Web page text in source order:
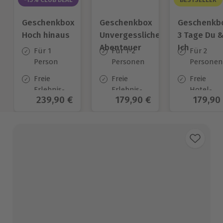
Geschenkbox
Hoch hinaus
Für 1
Person
Freie
Erlebnis-
Auswahl
Aktueller Preis
239,90 €
Geschenkbox
Unvergessliche
Abenteuer
Für 1-2
Personen
Freie
Erlebnis-
Auswahl
Aktueller Preis
179,90 €
3 Tage Du
Ich Für 2
Personen
Freie
Hotel-
Auswahl
179,90